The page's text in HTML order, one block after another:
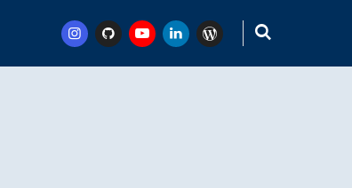
Instagram
GithubYoutubeLinkedinWordPress